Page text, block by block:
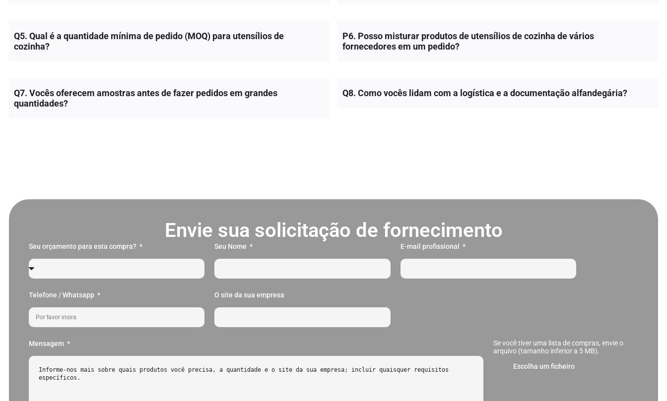
Q5. Qual é a quantidade mínima de pedido (MOQ) para utensílios de
cozinha?
P6. Posso misturar produtos de utensílios de cozinha de vários
fornecedores em um pedido?
Q7. Vocês oferecem amostras antes de fazer pedidos em grandes
quantidades?
Q8. Como vocês lidam com a logística e a documentação alfandegária?
Envie sua solicitação de fornecimento
Seu orçamento para esta compra? Seu Nome E-mail profissional
Telefone / Whatsapp O site da sua empresa
Mensagem
Se você tiver uma lista de compras, envie o
arquivo (tamanho inferior a 5 MB).
Escolha um ficheiro